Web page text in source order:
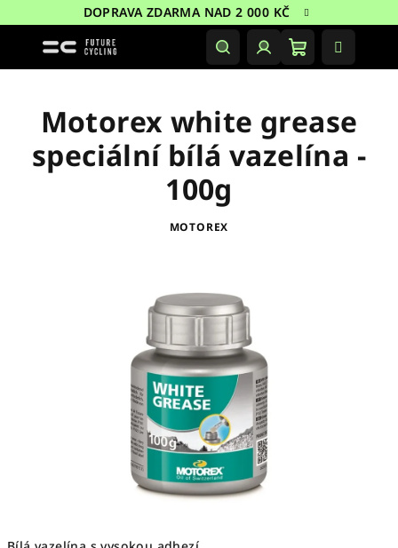
na
DOPRAVA ZDARMA NAD 2 000 KČ
HledatPřihlášeníNákupní
Motorex white grease
speciální bílá vazelína -
100g
MOTOREX